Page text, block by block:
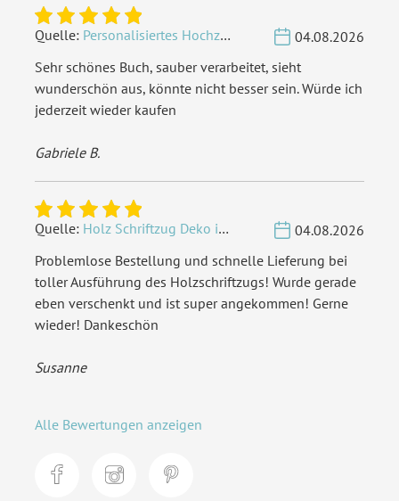
Quelle: Personalisiertes Hochzeit Gästebuch A4 - Herzbaum
04.08.2026
Sehr schönes Buch, sauber verarbeitet, sieht
wunderschön aus, könnte nicht besser sein. Würde ich
jederzeit wieder kaufen
Gabriele B.
Quelle: Holz Schriftzug Deko individuell - Wunschname
04.08.2026
Problemlose Bestellung und schnelle Lieferung bei
toller Ausführung des Holzschriftzugs! Wurde gerade
eben verschenkt und ist super angekommen! Gerne
wieder! Dankeschön
Susanne
Alle Bewertungen anzeigen